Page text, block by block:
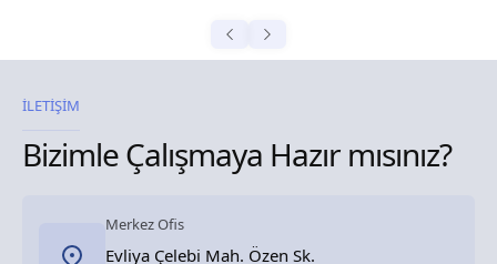
İLETİŞİM
Bizimle Çalışmaya Hazır mısınız?
Merkez Ofis
Evliya Çelebi Mah. Özen Sk.